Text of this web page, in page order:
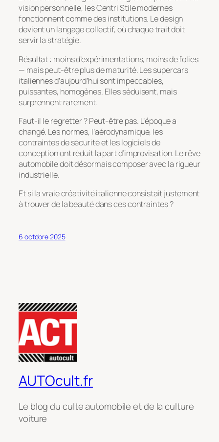
vision personnelle, lesCentri Stilemodernes
fonctionnent comme des institutions. Le design
devient un langage collectif, où chaque trait doit
servir la stratégie.
Résultat : moins d’expérimentations, moins de folies
— mais peut-être plus de maturité. Les supercars
italiennes d’aujourd’hui sont impeccables,
puissantes, homogènes. Elles séduisent, mais
surprennent rarement.
Faut-il le regretter ? Peut-être pas. L’époque a
changé. Les normes, l’aérodynamique, les
contraintes de sécurité et les logiciels de
conception ont réduit la part d’improvisation. Le rêve
automobile doit désormais composer avec la rigueur
industrielle.
Et si la vraie créativité italienne consistait justement
à trouver de la beauté dans ces contraintes ?
6 octobre 2025
AUTOcult.fr
Le blog du culte automobile et de la culture
voiture